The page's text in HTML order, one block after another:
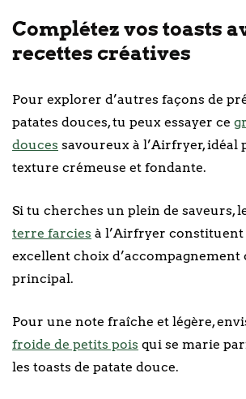
Complétez vos toasts
recettes créatives
Pour explorer d’autres façons de
patates douces, tu peux essayer ce
douces savoureux à l’Airfryer, idéal
texture crémeuse et fondante.
Si tu cherches un plein de saveurs,
terre farcies à l’Airfryer constituent
excellent choix d’accompagnement
principal.
Pour une note fraîche et légère,
froide de petits pois qui se marie
les toasts de patate douce.